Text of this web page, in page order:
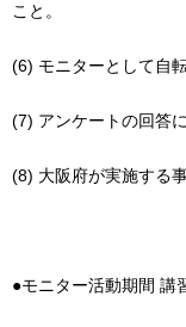
こと。
(6) モニターとして自
(7) アンケートの回答
(8) 大阪府が実施する
●モニター活動期間 講